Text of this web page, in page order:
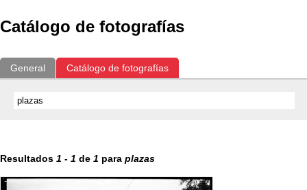
Catálogo de fotografías
General Catálogo de fotografías
Resultados 1 - 1 de 1 para plazas